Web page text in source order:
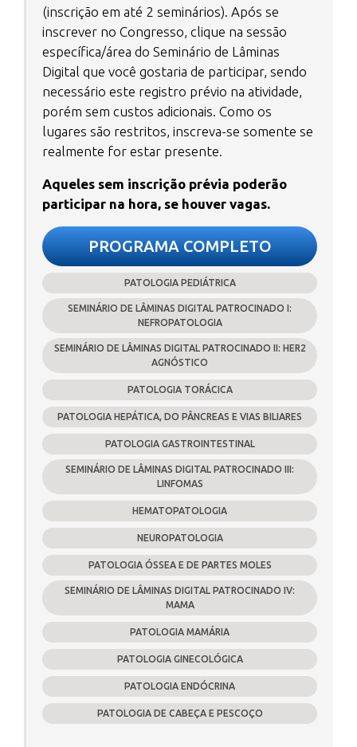
(inscrição em até 2 seminários). Após se
inscrever no Congresso, clique na sessão
específica/área do Seminário de Lâminas
Digital que você gostaria de participar, sendo
necessário este registro prévio na atividade,
porém sem custos adicionais. Como os
lugares são restritos, inscreva-se somente se
realmente for estar presente.
Aqueles sem inscrição prévia poderão
participar na hora, se houver vagas.
PROGRAMA COMPLETO
PATOLOGIA PEDIÁTRICA
SEMINÁRIO DE LÂMINAS DIGITAL PATROCINADO I:
NEFROPATOLOGIA
SEMINÁRIO DE LÂMINAS DIGITAL PATROCINADO II: HER2
AGNÓSTICO
PATOLOGIA TORÁCICA
PATOLOGIA HEPÁTICA, DO PÂNCREAS E VIAS BILIARES
PATOLOGIA GASTROINTESTINAL
SEMINÁRIO DE LÂMINAS DIGITAL PATROCINADO III:
LINFOMAS
HEMATOPATOLOGIA
NEUROPATOLOGIA
PATOLOGIA ÓSSEA E DE PARTES MOLES
SEMINÁRIO DE LÂMINAS DIGITAL PATROCINADO IV:
MAMA
PATOLOGIA MAMÁRIA
PATOLOGIA GINECOLÓGICA
PATOLOGIA ENDÓCRINA
PATOLOGIA DE CABEÇA E PESCOÇO